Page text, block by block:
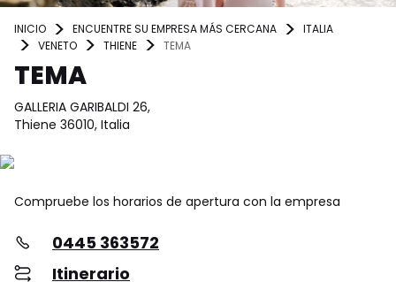
INICIO ENCUENTRE SU EMPRESA MÁS CERCANA
ITALIA
VENETO
THIENE TEMA
TEMA
GALLERIA GARIBALDI 26,
Thiene 36010, Italia
Compruebe los horarios de apertura con la empresa
0445 363572
Itinerario